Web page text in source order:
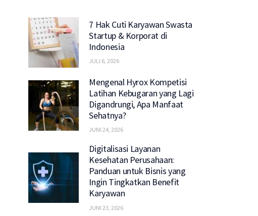
7 Hak Cuti Karyawan Swasta
Startup & Korporat di
Indonesia
JULI 6, 2026
Mengenal Hyrox Kompetisi
Latihan Kebugaran yang Lagi
Digandrungi, Apa Manfaat
Sehatnya?
JUNI 24, 2026
Digitalisasi Layanan
Kesehatan Perusahaan:
Panduan untuk Bisnis yang
Ingin Tingkatkan Benefit
Karyawan
JUNI 23, 2026